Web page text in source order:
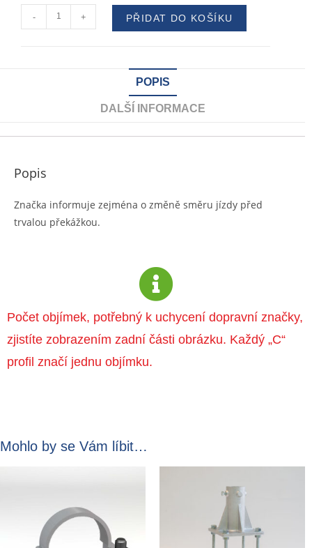
- + PŘIDAT DO KOŠÍKU
POPIS
DALŠÍ INFORMACE
Popis
Značka informuje zejména o změně směru jízdy před
trvalou překážkou.
Počet objímek, potřebný k uchycení dopravní značky,
zjistíte zobrazením zadní části obrázku. Každý „C“
profil značí jednu objímku.
Mohlo by se Vám líbit…